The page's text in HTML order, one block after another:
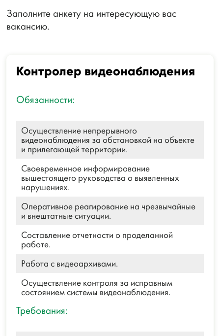
Заполните анкету на интересующую вас
вакансию.
Контролер видеонаблюдения
Обязанности:
Осуществление непрерывного
видеонаблюдения за обстановкой на объекте
и прилегающей территории.
Своевременное информирование
вышестоящего руководства о выявленных
нарушениях.
Оперативное реагирование на чрезвычайные
и внештатные ситуации.
Составление отчетности о проделанной
работе.
Работа с видеоархивами.
Осуществление контроля за исправным
состоянием системы видеонаблюдения.
Требования: